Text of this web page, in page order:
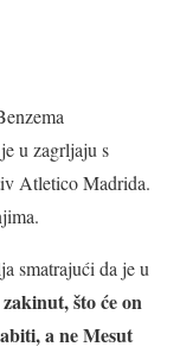
u zagrljaju s
Atletico Madrida.
smatrajući da je u
što će on
a ne Mesut